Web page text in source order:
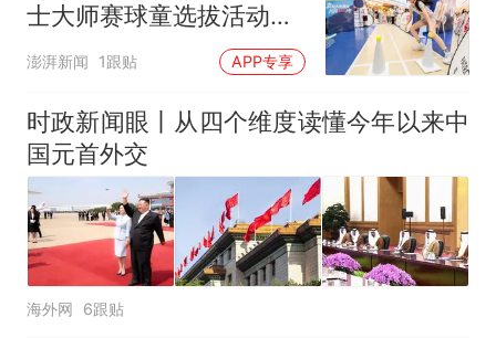
士大师赛球童选拔活动启
动
澎湃新闻 1跟贴 APP专享
时政新闻眼丨从四个维度读懂今年以来中
国元首外交
海外网 6跟贴